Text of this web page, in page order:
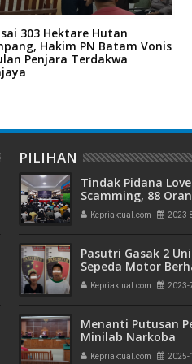
303 Hektare Hutan
Hakim PN Batam Vonis
Penjara Terdakwa
PILIHAN
Tindak Pidana Love
Scamming, 88
Pelaku Ditangkap
Kepri dan Polisi
Kepriaktual.com 2023-
Pasutri Gasak 2
Sepeda Motor
Ringkus Polisi
Kepriaktual.com 2023-
Menanti Putusan
Minilab Narkoba
Terdakwa Touzen
Kepriaktual.com 2025-